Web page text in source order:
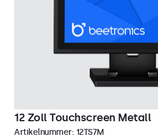
12 Zoll Touchscreen Metall
Artikelnummer: 12TS7M